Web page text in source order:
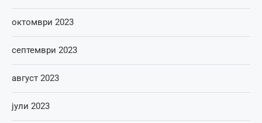
октомври 2023
септември 2023
август 2023
јули 2023